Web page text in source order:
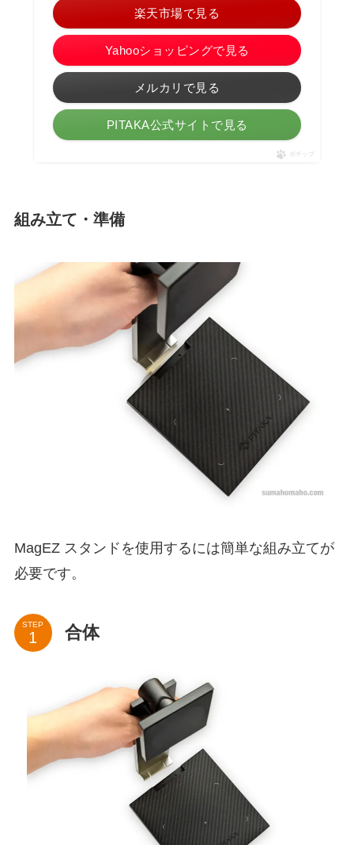
楽天市場で見る
Yahooショッピングで見る
メルカリで見る
PITAKA公式サイトで見る
ポチップ
組み立て・準備
MagEZ スタンドを使用するには簡単な組み立てが
必要です。
STEP 合体